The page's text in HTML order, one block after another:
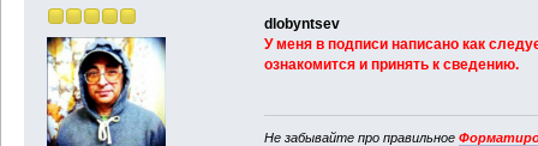
dlobyntsev
У меня в подписи написано как
ознакомится и принять к сведению.
Не забывайте про правильное